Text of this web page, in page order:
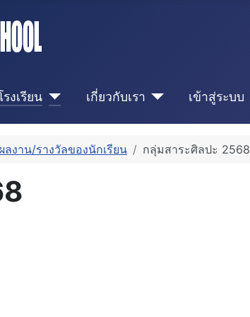
งเรียน เกี่ยวกับเรา เข้าสู่ระบบ
ผลงาน/รางวัลของนักเรียน กลุ่มสาระศิลปะ 2568